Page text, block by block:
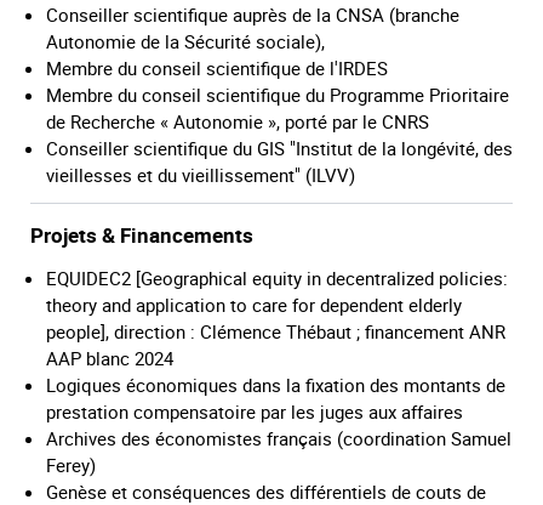
Conseiller scientifique auprès de la CNSA (branche
Autonomie de la Sécurité sociale),
Membre du conseil scientifique de l'IRDES
Membre du conseil scientifique du Programme Prioritaire
de Recherche « Autonomie », porté par le CNRS
Conseiller scientifique du GIS "Institut de la longévité, des
vieillesses et du vieillissement" (ILVV)
Projets & Financements
EQUIDEC2 [Geographical equity in decentralized policies:
theory and application to care for dependent elderly
people], direction : Clémence Thébaut ; financement ANR
AAP blanc 2024
Logiques économiques dans la fixation des montants de
prestation compensatoire par les juges aux affaires
Archives des économistes français (coordination Samuel
Ferey)
Genèse et conséquences des différentiels de couts de